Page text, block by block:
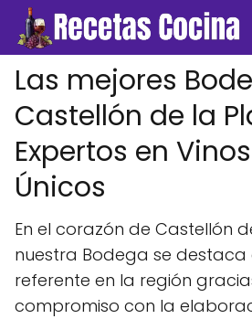
Las mejores
Castellón de la
Expertos en
Únicos
En el corazón de Castellón
nuestra Bodega se destaca
referente en la región
compromiso con la